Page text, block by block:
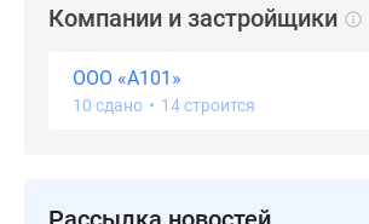
застройщиком
реновации
Компании и застройщики
ООО «А101»
10 сдано • 14 строится